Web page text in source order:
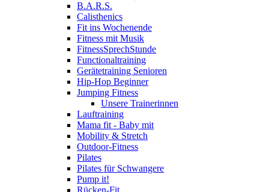
B.A.R.S.
Calisthenics
Fit ins Wochenende
Fitness mit Musik
FitnessSprechStunde
Functionaltraining
Gerätetraining Senioren
Hip-Hop Beginner
Jumping Fitness
Unsere Trainerinnen
Lauftraining
Mama fit - Baby mit
Mobility & Stretch
Outdoor-Fitness
Pilates
Pilates für Schwangere
Pump it!
Rücken-Fit